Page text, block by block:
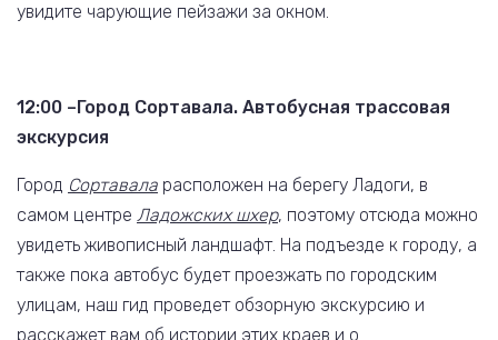
увидите чарующие пейзажи за окном.
12:00 –Город Сортавала. Автобусная трассовая
экскурсия
Город Сортавала расположен на берегу Ладоги, в
самом центре Ладожских шхер, поэтому отсюда можно
увидеть живописный ландшафт. На подъезде к городу, а
также пока автобус будет проезжать по городским
улицам, наш гид проведет обзорную экскурсию и
расскажет вам об истории этих краев и о